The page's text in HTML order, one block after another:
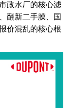
政水厂的核心滤
翻新二手膜、国
价混乱的核心根